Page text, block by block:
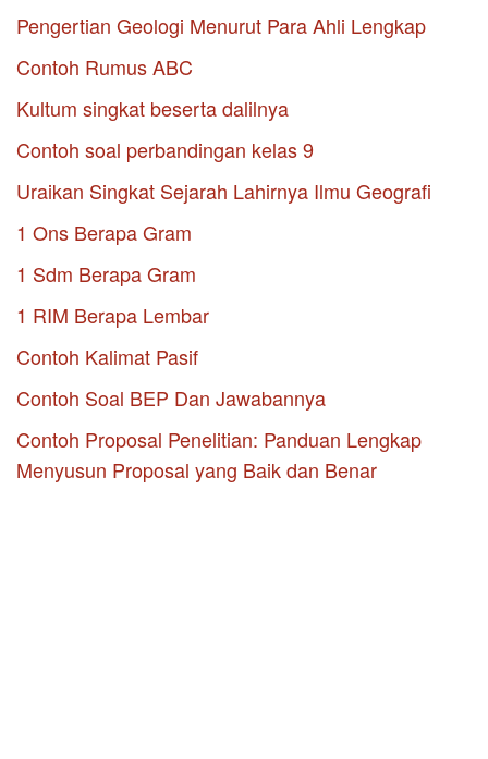
Pengertian Geologi Menurut Para Ahli Lengkap
Contoh Rumus ABC
Kultum singkat beserta dalilnya
Contoh soal perbandingan kelas 9
Uraikan Singkat Sejarah Lahirnya Ilmu Geografi
1 Ons Berapa Gram
1 Sdm Berapa Gram
1 RIM Berapa Lembar
Contoh Kalimat Pasif
Contoh Soal BEP Dan Jawabannya
Contoh Proposal Penelitian: Panduan Lengkap
Menyusun Proposal yang Baik dan Benar